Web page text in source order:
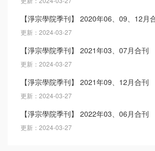
【淨宗學院季刊】 2020年06、09、12月
更新：2024-03-27
【淨宗學院季刊】 2021年03、07月合刊
更新：2024-03-27
【淨宗學院季刊】 2021年09、12月合刊
更新：2024-03-27
【淨宗學院季刊】 2022年03、06月合刊
更新：2024-03-27